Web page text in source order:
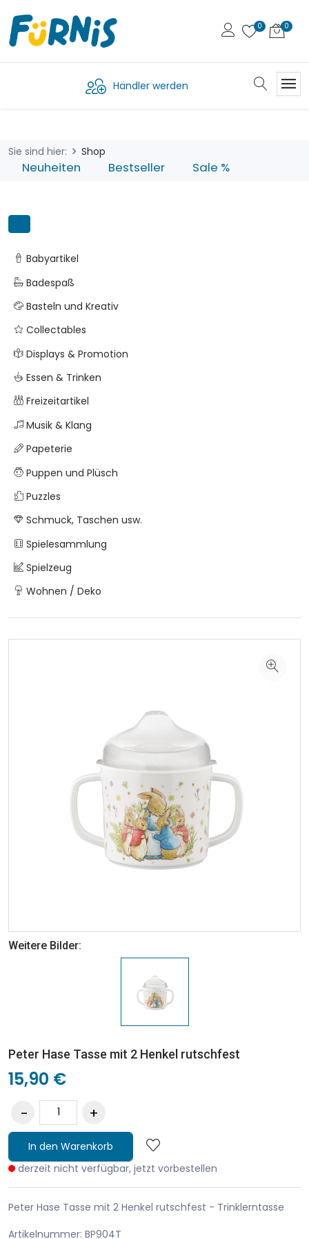
Händler werden
Sie sind hier: Shop
Neuheiten Bestseller Sale %
Babyartikel
Badespaß
Basteln und Kreativ
Collectables
Displays & Promotion
Essen & Trinken
Freizeitartikel
Musik & Klang
Papeterie
Puppen und Plüsch
Puzzles
Schmuck, Taschen usw.
Spielesammlung
Spielzeug
Wohnen / Deko
Weitere Bilder:
Peter Hase Tasse mit 2 Henkel rutschfest
15,90 €
In den Warenkorb
derzeit nicht verfügbar, jetzt vorbestellen
Peter Hase Tasse mit 2 Henkel rutschfest - Trinklerntasse
Artikelnummer: BP904T